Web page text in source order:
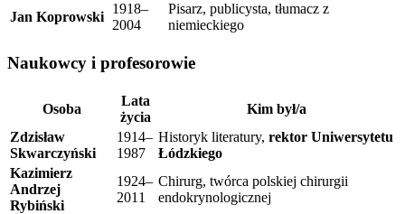
Jan Koprowski
1918–
2004
Pisarz, publicysta, tłumacz z
niemieckiego
Naukowcy i profesorowie
Osoba
Lata
życia
Kim był/a
Zdzisław
Skwarczyński
1914–
1987
Historyk literatury, rektor Uniwersytetu
Łódzkiego
Kazimierz
Andrzej
Rybiński
1924–
2011
Chirurg, twórca polskiej chirurgii
endokrynologicznej